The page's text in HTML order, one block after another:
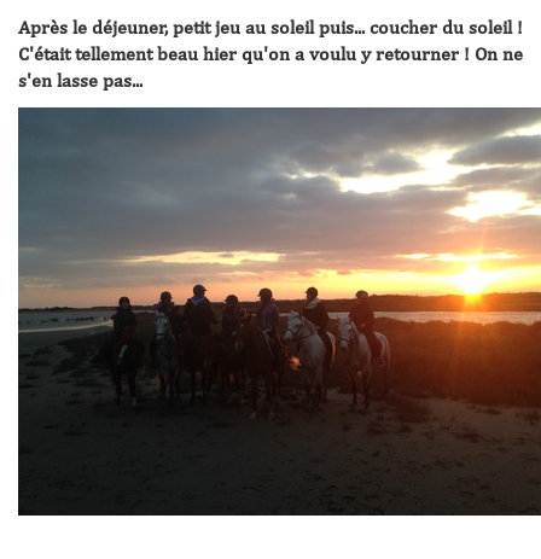
Après le déjeuner, petit jeu au soleil puis... coucher du soleil !
C'était tellement beau hier qu'on a voulu y retourner ! On ne
s'en lasse pas...